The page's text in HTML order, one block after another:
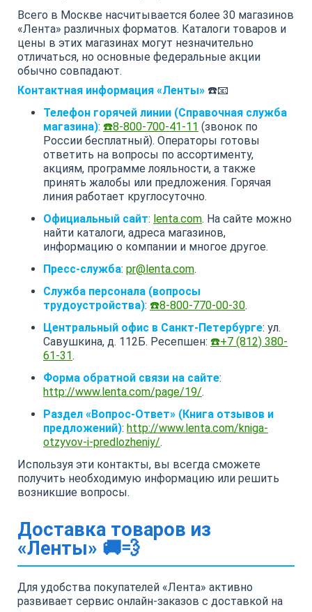
Всего в Москве насчитывается более 30 магазинов
«Лента» различных форматов. Каталоги товаров и
цены в этих магазинах могут незначительно
отличаться, но основные федеральные акции
обычно совпадают.
Контактная информация «Ленты» ☎️📧
Телефон горячей линии (Справочная служба
магазина): ☎️8-800-700-41-11 (звонок по
России бесплатный). Операторы готовы
ответить на вопросы по ассортименту,
акциям, программе лояльности, а также
принять жалобы или предложения. Горячая
линия работает круглосуточно.
Официальный сайт: lenta.com. На сайте можно
найти каталоги, адреса магазинов,
информацию о компании и многое другое.
Пресс-служба: pr@lenta.com.
Служба персонала (вопросы
трудоустройства): ☎️8-800-770-00-30.
Центральный офис в Санкт-Петербурге: ул.
Савушкина, д. 112Б. Ресепшен: ☎️+7 (812) 380-
61-31.
Форма обратной связи на сайте:
http://www.lenta.com/page/19/.
Раздел «Вопрос-Ответ» (Книга отзывов и
предложений): http://www.lenta.com/kniga-
otzyvov-i-predlozheniy/.
Используя эти контакты, вы всегда сможете
получить необходимую информацию или решить
возникшие вопросы.
Доставка товаров из
«Ленты» 🚚💨
Для удобства покупателей «Лента» активно
развивает сервис онлайн-заказов с доставкой на